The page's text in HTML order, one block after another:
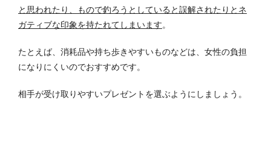
と思われたり、もので釣ろうとしていると誤解されたりとネ
ガティブな印象を持たれてしまいます。
たとえば、消耗品や持ち歩きやすいものなどは、女性の負担
になりにくいのでおすすめです。
相手が受け取りやすいプレゼントを選ぶようにしましょう。